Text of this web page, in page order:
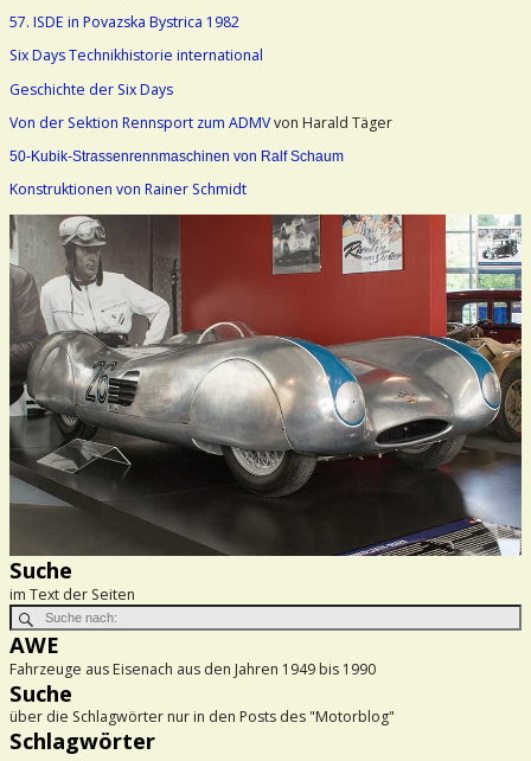
57. ISDE in Povazska Bystrica 1982
Six Days Technikhistorie international
Geschichte der Six Days
Von der Sektion Rennsport zum ADMVvon Harald Täger
50-Kubik-Strassenrennmaschinen von Ralf Schaum
Konstruktionen von Rainer Schmidt
Suche
im Text der Seiten
AWE
Fahrzeuge aus Eisenach aus den Jahren 1949 bis 1990
Suche
über die Schlagwörter nur in den Posts des "Motorblog"
Schlagwörter